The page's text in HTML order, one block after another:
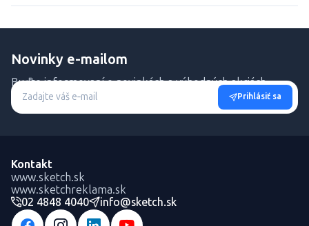
Novinky e-mailom
Buďte informovaní o novinkách a výhodných akciách.
Prihlásiť sa
Kontakt
www.sketch.sk
www.sketchreklama.sk
02 4848 4040
info@sketch.sk